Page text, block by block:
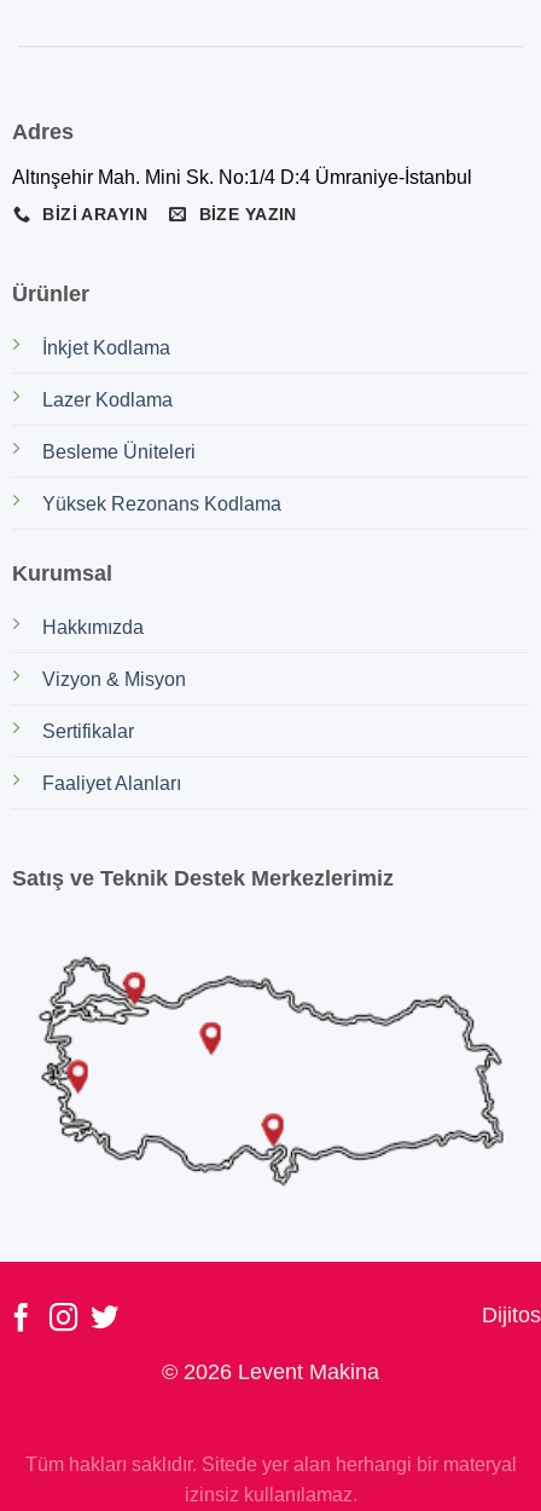
Adres
Altınşehir Mah. Mini Sk. No:1/4 D:4 Ümraniye-İstanbul
BIZI ARAYIN BIZE YAZIN
Ürünler
İnkjet Kodlama
Lazer Kodlama
Besleme Üniteleri
Yüksek Rezonans Kodlama
Kurumsal
Hakkımızda
Vizyon & Misyon
Sertifikalar
Faaliyet Alanları
Satış ve Teknik Destek Merkezlerimiz
© 2026 Levent Makina
Dijitos
Tüm hakları saklıdır. Sitede yer alan herhangi bir materyal
izinsiz kullanılamaz.